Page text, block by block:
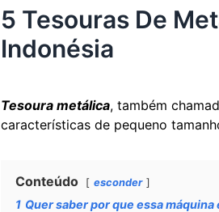
5 Tesouras De
Indonésia
Tesoura metálica, também
características de pequeno
Conteúdo esconder
1 Quer saber por que essa